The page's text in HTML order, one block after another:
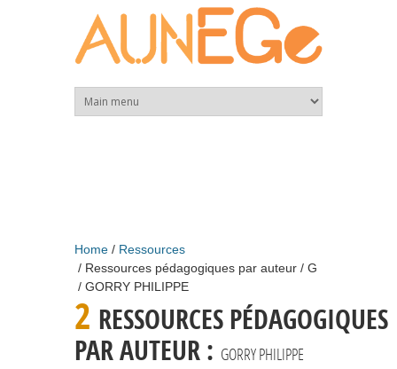
Home
Ressources
Ressources pédagogiques par auteur
G
GORRY PHILIPPE
2 RESSOURCES PÉDAGOGIQUES
PAR AUTEUR : GORRY PHILIPPE